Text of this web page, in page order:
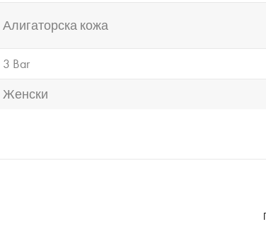
Алигаторска кожа
3 Bar
Женски